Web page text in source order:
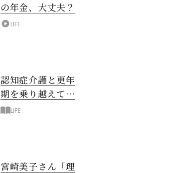
の年金、大丈夫？
LIFE
認知症介護と更年
期を乗り越えて！
6年の「通い介
LIFE
宮崎美子さん「理